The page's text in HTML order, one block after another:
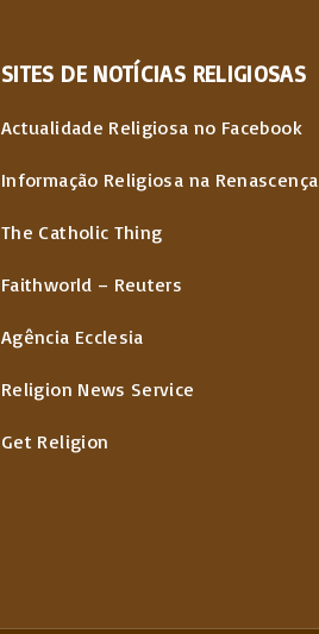
SITES DE NOTÍCIAS RELIGIOSAS
Actualidade Religiosa no Facebook
Informação Religiosa na Renascença
The Catholic Thing
Faithworld – Reuters
Agência Ecclesia
Religion News Service
Get Religion